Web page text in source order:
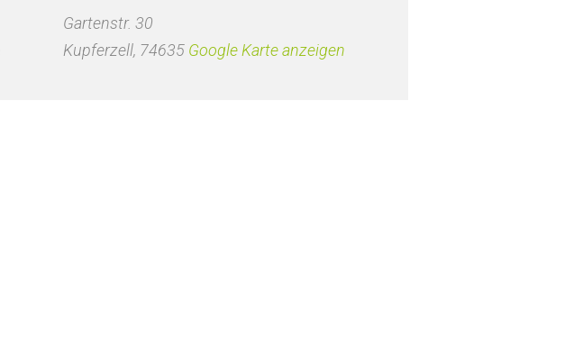
Gartenstr. 30
Kupferzell, 74635 Google Karte anzeigen